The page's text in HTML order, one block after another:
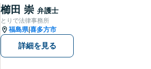
す。お困りの方はまずはご相
談ください。
櫛田 崇 弁護士
とりで法律事務所
福島県|喜多方市
詳細を見る